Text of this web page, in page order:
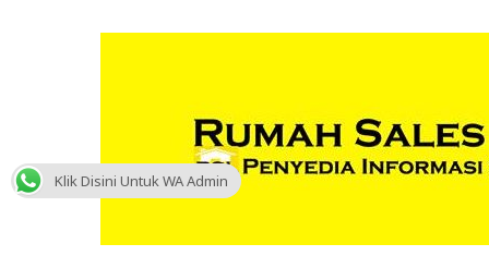
Klik Disini Untuk WA Admin